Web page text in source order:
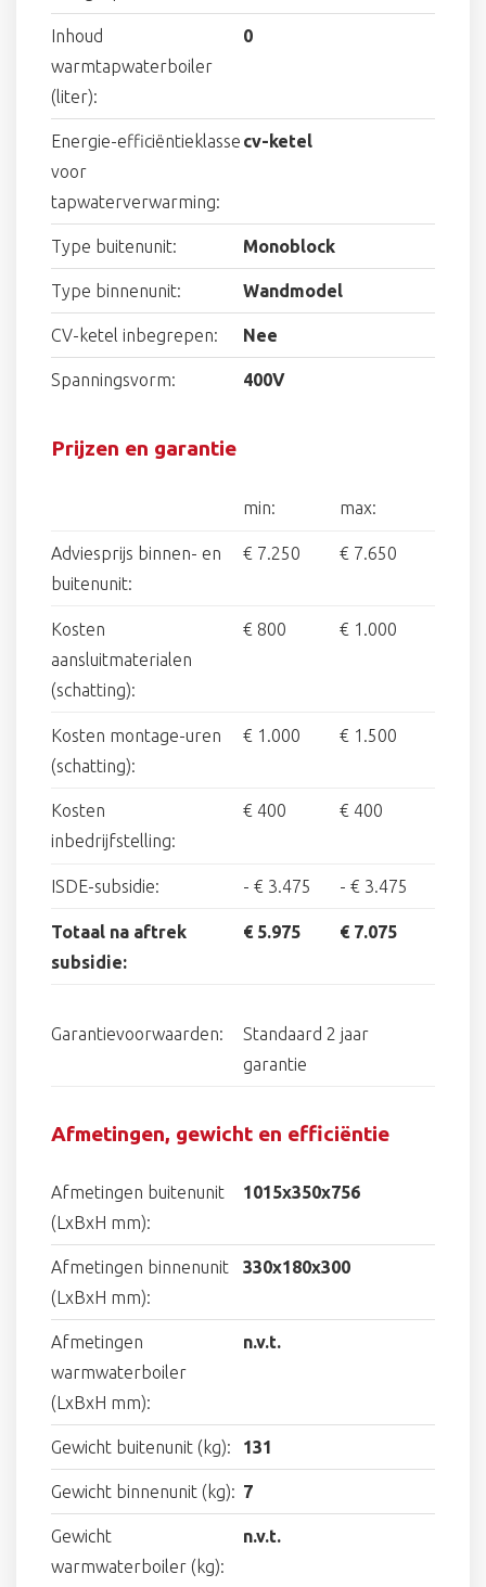
Inhoud
warmtapwaterboiler
(liter):
0
Energie-efficiëntieklasse
voor
tapwaterverwarming:
cv-ketel
Type buitenunit: Monoblock
Type binnenunit: Wandmodel
CV-ketel inbegrepen: Nee
Spanningsvorm: 400V
Prijzen en garantie
min: max:
Adviesprijs binnen- en
buitenunit:
€ 7.250 € 7.650
Kosten
aansluitmaterialen
(schatting):
€ 800 € 1.000
Kosten montage-uren
(schatting):
€ 1.000 € 1.500
Kosten
inbedrijfstelling:
€ 400 € 400
ISDE-subsidie: - € 3.475 - € 3.475
Totaal na aftrek
subsidie:
€ 5.975 € 7.075
Garantievoorwaarden:
Standaard 2 jaar
garantie
Afmetingen, gewicht en efficiëntie
Afmetingen buitenunit
(LxBxH mm):
1015x350x756
Afmetingen binnenunit
(LxBxH mm):
330x180x300
Afmetingen
warmwaterboiler
(LxBxH mm):
n.v.t.
Gewicht buitenunit (kg): 131
Gewicht binnenunit (kg): 7
Gewicht
warmwaterboiler (kg):
n.v.t.